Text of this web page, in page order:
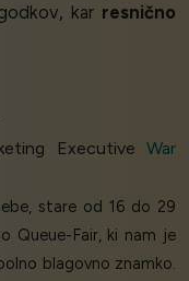
kar resnično
Executive War
stare od 16 do 29
Queue-Fair, ki nam je
blagovno znamko.